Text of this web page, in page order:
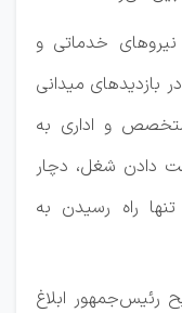
خدماتی و
بازدیدهای میدانی
متخصص و اداری به
دادن شغل، دچار
راه رسیدن به
رئیس‌جمهور ابلاغ